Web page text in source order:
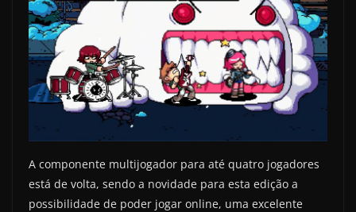
A componente multijogador para até quatro jogadores
está de volta, sendo a novidade para esta edição a
possibilidade de poder jogar online, uma excelente